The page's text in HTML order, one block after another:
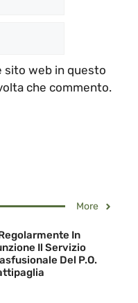
sito web in questo
che commento.
More
In
Il Servizio
Del P.O.